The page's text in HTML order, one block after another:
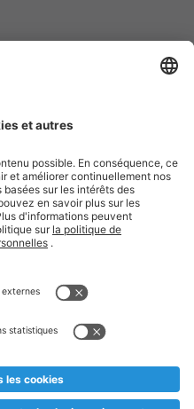
mentions légales
et jusqu'à
étudié, nous serions
Prix Recupel et TVA incl.
masculine a été adoptée